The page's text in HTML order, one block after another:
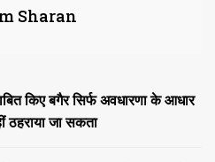
न
अधिकारों
को
Sharan
किए बगैर सिर्फ अवधारणा के आधार
ठहराया जा सकता